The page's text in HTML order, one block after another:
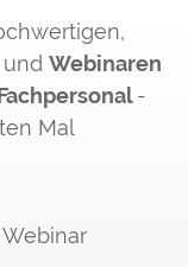
und Webinaren
-
Mal